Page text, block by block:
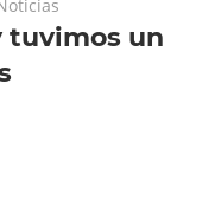
tuvimos un